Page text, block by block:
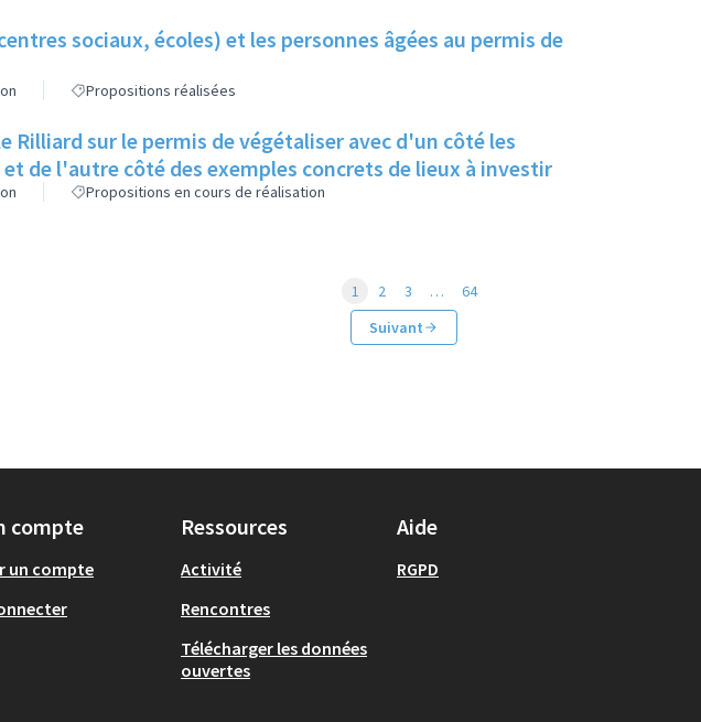
sociaux, écoles) et les personnes âgées au permis de
Propositions réalisées
Rilliard sur le permis de végétaliser avec d'un côté les
de l'autre côté des exemples concrets de lieux à investir
Propositions en cours de réalisation
1 2 3 …
64
Suivant
compte
un compte
Ressources
Activité
Rencontres
Télécharger les données
ouvertes
Aide
RGPD